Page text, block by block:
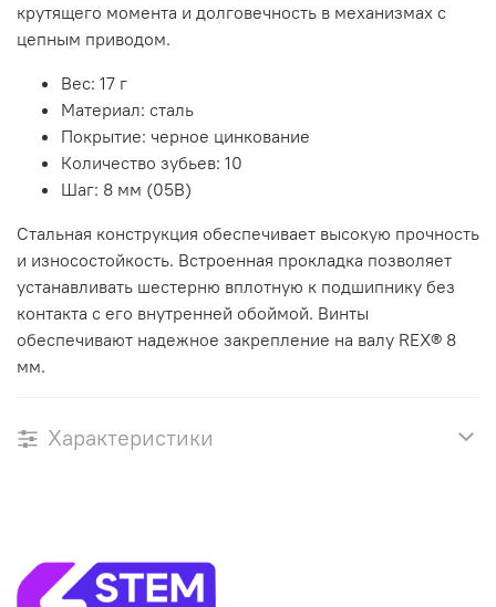
крутящего момента и долговечность в механизмах с
цепным приводом.
Вес: 17 г
Материал: сталь
Покрытие: черное цинкование
Количество зубьев: 10
Шаг: 8 мм (05B)
Стальная конструкция обеспечивает высокую прочность
и износостойкость. Встроенная прокладка позволяет
устанавливать шестерню вплотную к подшипнику без
контакта с его внутренней обоймой. Винты
обеспечивают надежное закрепление на валу REX® 8
мм.
Характеристики